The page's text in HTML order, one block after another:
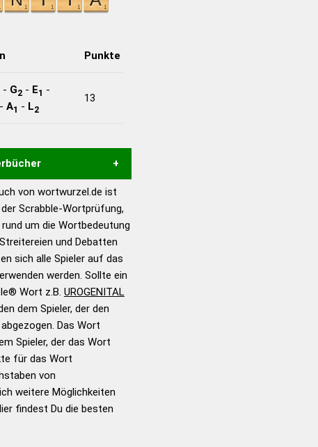
Punkte
- G2- E1 -
- A1 - L2
13
eines semantischen
Anhaltspunkte zu
und Wortform, um die
Scrabble-Spiel zu
Scrabble-
Standardwerk in 12
– Richtiges und gutes
Die deutsche Grammatik
– Deutsches
von wortwurzel.de ist
Scrabble-Wortprüfung,
um die Wortbedeutung
und Debatten
sich alle Spieler auf das
werden. Sollte ein
Wort z.B. UROGENITAL
dem Spieler, der den
Das Wort
Spieler, der das Wort
für das Wort
von
weitere Möglichkeiten
findest Du die besten